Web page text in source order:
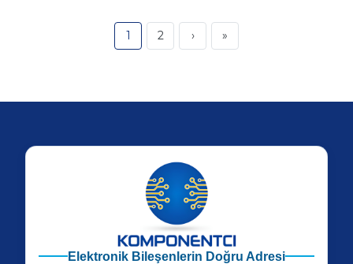
1 2 › »
Elektronik Bileşenlerin Doğru Adresi